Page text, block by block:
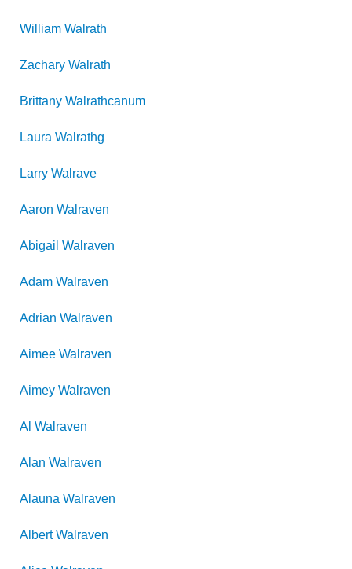
William Walrath
Zachary Walrath
Brittany Walrathcanum
Laura Walrathg
Larry Walrave
Aaron Walraven
Abigail Walraven
Adam Walraven
Adrian Walraven
Aimee Walraven
Aimey Walraven
Al Walraven
Alan Walraven
Alauna Walraven
Albert Walraven